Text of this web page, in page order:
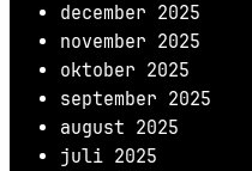
december 2025
november 2025
oktober 2025
september 2025
august 2025
juli 2025